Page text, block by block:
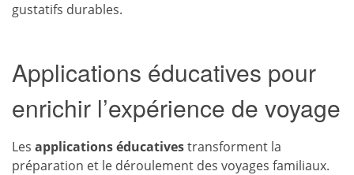
gustatifs durables.
Applications éducatives pour
enrichir l’expérience de voyage
Les applications éducativestransforment la
préparation et le déroulement des voyages familiaux.